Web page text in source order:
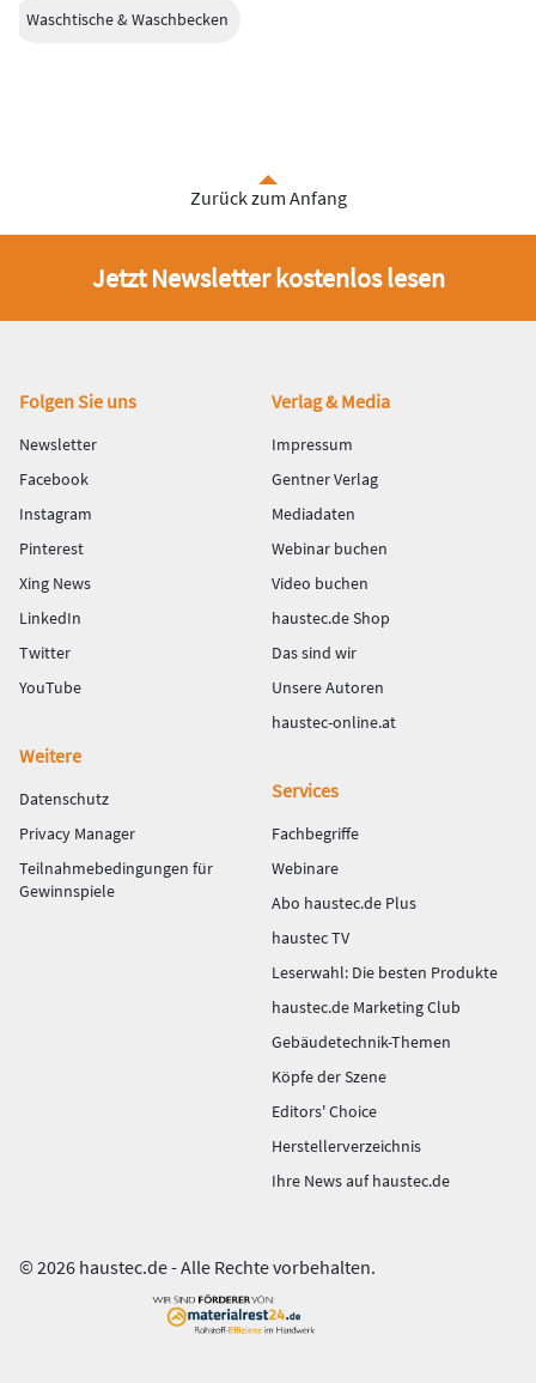
Waschtische & Waschbecken
Zurück zum Anfang
Jetzt Newsletter kostenlos lesen
Fußbereich
Folgen Sie uns
Newsletter
Facebook
Instagram
Pinterest
Xing News
LinkedIn
Twitter
YouTube
Verlag & Media
Impressum
Gentner Verlag
Mediadaten
Webinar buchen
Video buchen
haustec.de Shop
Das sind wir
Unsere Autoren
haustec-online.at
Weitere
Datenschutz
Privacy Manager
Teilnahmebedingungen für
Gewinnspiele
Services
Fachbegriffe
Webinare
Abo haustec.de Plus
haustec TV
Leserwahl: Die besten Produkte
haustec.de Marketing Club
Gebäudetechnik-Themen
Köpfe der Szene
Editors' Choice
Herstellerverzeichnis
Ihre News auf haustec.de
© 2026 haustec.de - Alle Rechte vorbehalten.